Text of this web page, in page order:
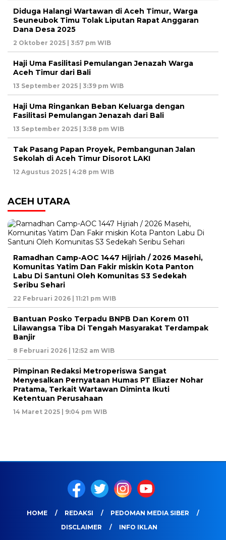
Diduga Halangi Wartawan di Aceh Timur, Warga
Seuneubok Timu Tolak Liputan Rapat Anggaran
Dana Desa 2025
2 Oktober 2025 | 3:57 pm WIB
Haji Uma Fasilitasi Pemulangan Jenazah Warga
Aceh Timur dari Bali
13 September 2025 | 3:39 pm WIB
Haji Uma Ringankan Beban Keluarga dengan
Fasilitasi Pemulangan Jenazah dari Bali
13 September 2025 | 3:38 pm WIB
Tak Pasang Papan Proyek, Pembangunan Jalan
Sekolah di Aceh Timur Disorot LAKI
12 Agustus 2025 | 4:28 pm WIB
ACEH UTARA
Ramadhan Camp-AOC 1447 Hijriah / 2026 Masehi,
Komunitas Yatim Dan Fakir miskin Kota Panton
Labu Di Santuni Oleh Komunitas S3 Sedekah
Seribu Sehari
22 Februari 2026 | 11:21 pm WIB
Bantuan Posko Terpadu BNPB Dan Korem 011
Lilawangsa Tiba Di Tengah Masyarakat Terdampak
Banjir
8 Februari 2026 | 12:52 am WIB
Pimpinan Redaksi Metroperiswa Sangat
Menyesalkan Pernyataan Humas PT Eliazer Nohar
Pratama, Terkait Wartawan Diminta Ikuti
Ketentuan Perusahaan
14 Maret 2025 | 9:04 pm WIB
HOME REDAKSI
PEDOMAN MEDIA SIBER
DISCLAIMER
INFO IKLAN